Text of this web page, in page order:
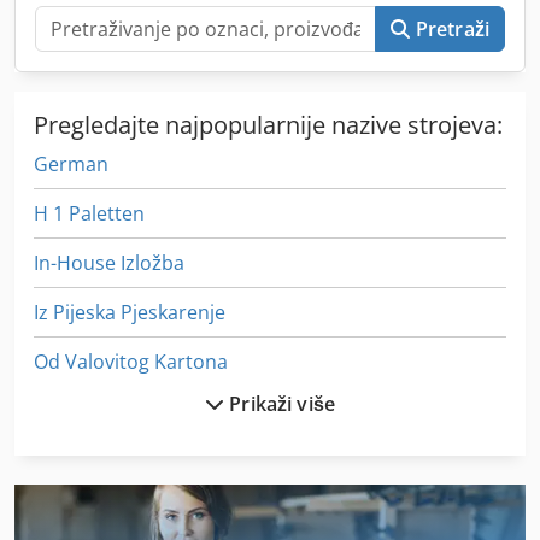
postrojenja.
Pretraži
Pregledajte najpopularnije nazive strojeva:
German
H 1 Paletten
In-House Izložba
Iz Pijeska Pjeskarenje
Od Valovitog Kartona
Palette 80 X 60
Prikaži više